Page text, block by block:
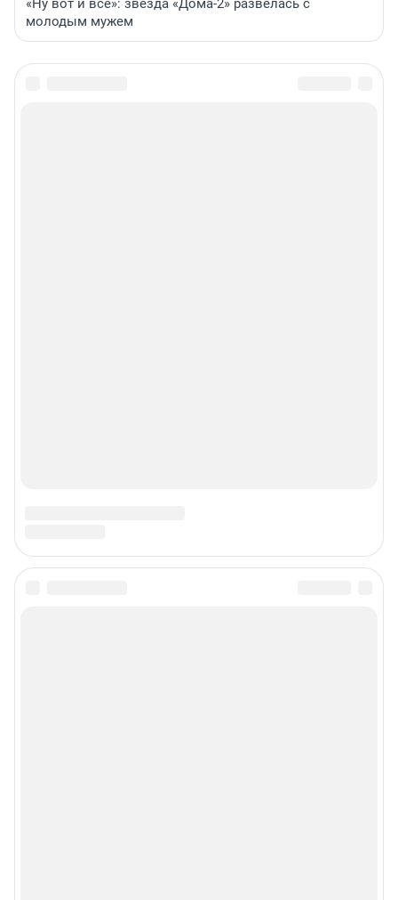
«Ну вот и всё»: звезда «Дома-2» развелась с
молодым мужем